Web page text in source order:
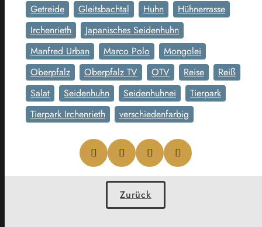
Getreide
Gleitsbachtal Huhn
Hühnerrasse
Irchenrieth
Japanisches Seidenhuhn
Manfred Urban
Marco Polo
Mongolei
Oberpfalz
Oberpfalz TV OTV Reise
Reiß
Salat
Seidenhuhn Seidenhuhnei
Tierpark
Tierpark Irchenrieth
verschiedenfarbig
Zurück